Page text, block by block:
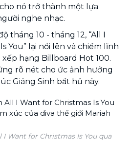
nó trở thành một lựa
nghe nhạc.
tháng 10 - tháng 12, “All I
You” lại nổi lên và chiếm lĩnh
hạng Billboard Hot 100.
rõ nét cho ức ảnh hưởng
Giáng Sinh bất hủ này.
I Want for Christmas Is You qua